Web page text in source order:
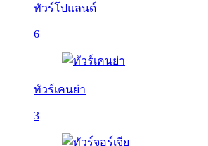
ทัวร์โปแลนด์
6
ทัวร์เคนย่า
3